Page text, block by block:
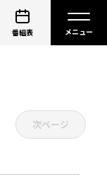
番組表
次ページ